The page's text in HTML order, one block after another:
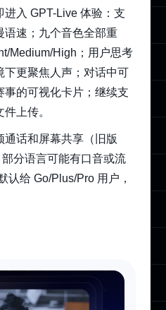
入 GPT-Live 体验：支
语速；九个音色全部重
Medium/High；用户思考
下更聚焦人声；对话中可
事的可视化卡片；继续支
上传。
通话和屏幕共享（旧版
分语言可能有口音或流
认给 Go/Plus/Pro 用户，